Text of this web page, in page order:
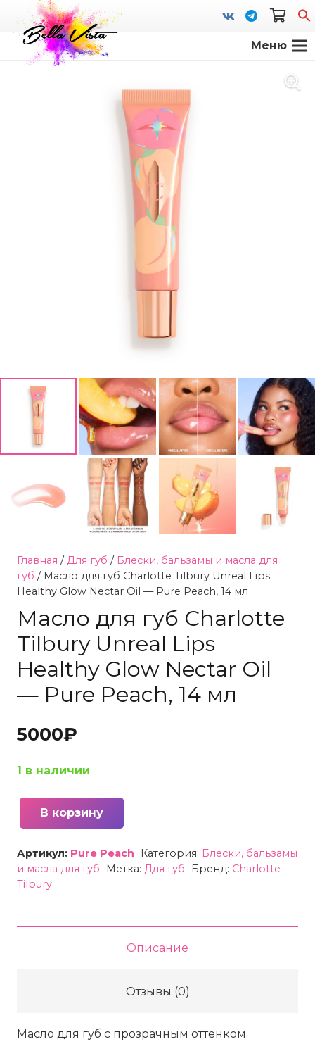
Меню
Главная / Для губ / Блески, бальзамы и масла для
губ / Масло для губ Charlotte Tilbury Unreal Lips
Healthy Glow Nectar Oil — Pure Peach, 14 мл
Масло для губ Charlotte
Tilbury Unreal Lips
Healthy Glow Nectar Oil
— Pure Peach, 14 мл
5000₽
1 в наличии
Количество
Масло
для
Nectar
В корзину
Артикул: Pure Peach Категория: Блески, бальзамы
и масла для губ
Метка: Для губ Бренд: Charlotte
Tilbury
Описание
Отзывы (0)
Масло для губ с прозрачным оттенком.